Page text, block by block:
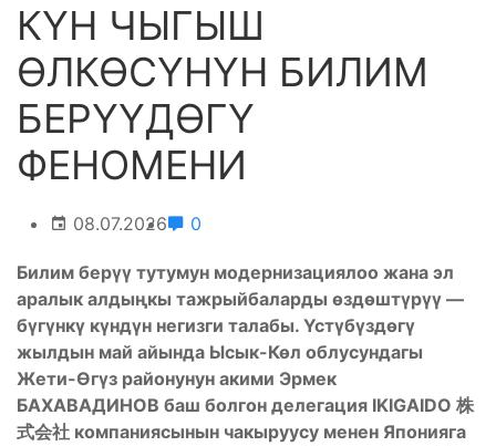
КҮН ЧЫГЫШ
ӨЛКӨСҮНҮН БИЛИМ
БЕРҮҮДӨГҮ
ФЕНОМЕНИ
08.07.2026 0
Билим берүү тутумун модернизациялоо жана эл
аралык алдыңкы тажрыйбаларды өздөштүрүү —
бүгүнкү күндүн негизги талабы. Үстүбүздөгү
жылдын май айында Ысык-Көл облусундагы
Жети-Өгүз районунун акими Эрмек
БАХАВАДИНОВ баш болгон делегация IKIGAIDO 株
式会社 компаниясынын чакыруусу менен Японияга